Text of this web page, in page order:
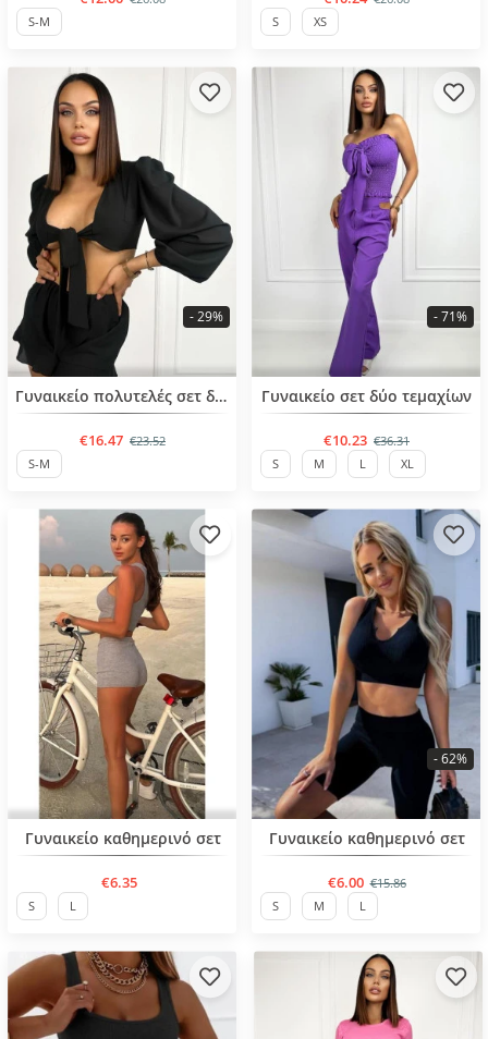
S-M
S
XS
Γυναικείο πολυτελές σετ δύο τεμαχίων
€16.47 €23.52
- 29%
S-M
BESTSELLER
Γυναικείο σετ δύο τεμαχίων
€10.23 €36.31
- 71%
S M L XL
BESTSELLER
Γυναικείο καθημερινό σετ
€6.35
S L
BESTSELLER
Γυναικείο καθημερινό σετ
€6.00 €15.86
- 62%
S M L